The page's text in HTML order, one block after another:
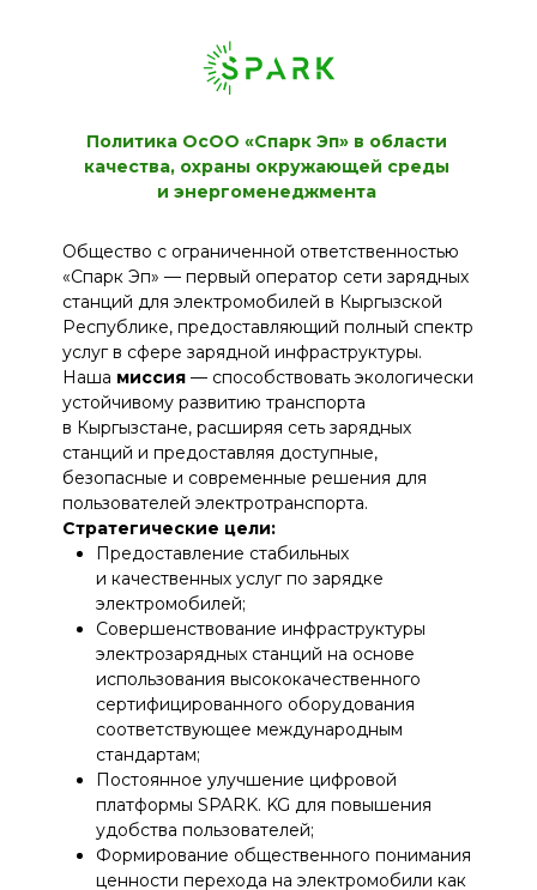
и энергоменеджмента
Общество с ограниченной ответственностью
«Спарк Эп» — первый оператор сети зарядных
услуг в сфере зарядной инфраструктуры.
Наша миссия— способствовать экологически
устойчивому развитию транспорта
в Кыргызстане, расширяя сеть зарядных
станций и предоставляя доступные,
безопасные и современные решения для
пользователей электротранспорта.
Стратегические цели:
Предоставление стабильных
и качественных услуг по зарядке
электромобилей;
Совершенствование инфраструктуры
электрозарядных станций на основе
использования высококачественного
сертифицированного оборудования
соответствующее международным
стандартам;
Постоянное улучшение цифровой
платформы SPARK. KG для повышения
удобства пользователей;
Формирование общественного понимания
ценности перехода на электромобили как
экономически выгодного и экологического
решения, включая наглядную
визуализацию сокращения углеродного
следа (CO₂) каждым пользователем
платформы SPARK.KG.
Компания обязуется:
В области качества (ISO 9001:2015):
Выполнять обязательства перед
клиентами и партнерами качественно
и в срок;
Постоянно улучшать процессы и услуги
на основе анализа рисков и возможностей;
Поддерживать обратную связь
с клиентами и повышать